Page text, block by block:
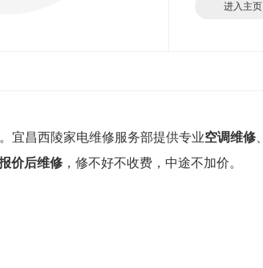
进入主页
宜昌西陵家电维修服务部提供专业空调维修
价后维修 ，修不好不收费，中途不加价。